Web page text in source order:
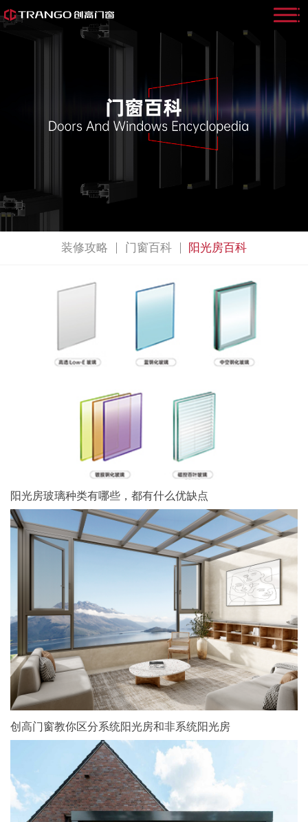
装修攻略 门窗百科 阳光房百科
阳光房玻璃种类有哪些，都有什么优缺点
创高门窗教你区分系统阳光房和非系统阳光房